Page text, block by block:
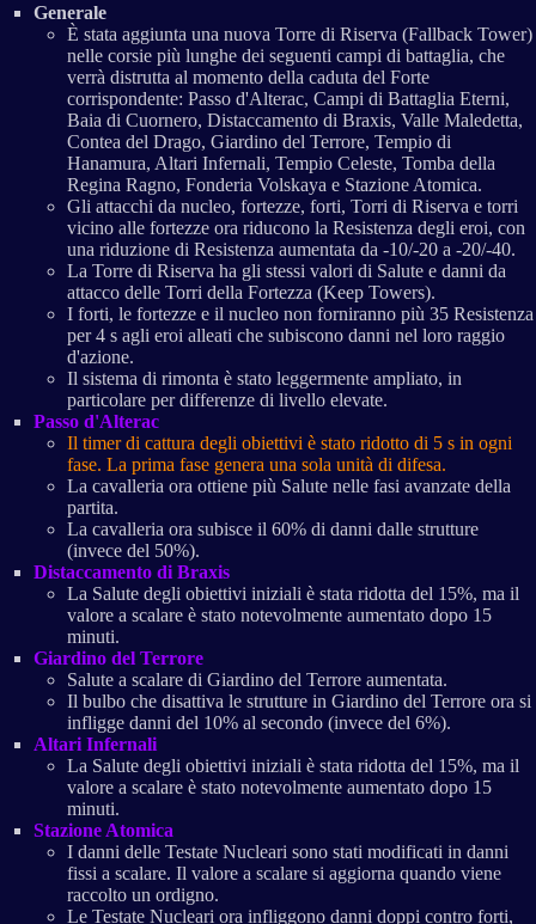
Generale
È stata aggiunta una nuova Torre di Riserva (Fallback Tower)
nelle corsie più lunghe dei seguenti campi di battaglia, che
verrà distrutta al momento della caduta del Forte
corrispondente: Passo d'Alterac, Campi di Battaglia Eterni,
Baia di Cuornero, Distaccamento di Braxis, Valle Maledetta,
Contea del Drago, Giardino del Terrore, Tempio di
Hanamura, Altari Infernali, Tempio Celeste, Tomba della
Regina Ragno, Fonderia Volskaya e Stazione Atomica.
Gli attacchi da nucleo, fortezze, forti, Torri di Riserva e torri
vicino alle fortezze ora riducono la Resistenza degli eroi, con
una riduzione di Resistenza aumentata da -10/-20 a -20/-40.
La Torre di Riserva ha gli stessi valori di Salute e danni da
attacco delle Torri della Fortezza (Keep Towers).
I forti, le fortezze e il nucleo non forniranno più 35 Resistenza
per 4 s agli eroi alleati che subiscono danni nel loro raggio
d'azione.
Il sistema di rimonta è stato leggermente ampliato, in
particolare per differenze di livello elevate.
Passo d'Alterac
Il timer di cattura degli obiettivi è stato ridotto di 5 s in ogni
fase. La prima fase genera una sola unità di difesa.
La cavalleria ora ottiene più Salute nelle fasi avanzate della
partita.
La cavalleria ora subisce il 60% di danni dalle strutture
(invece del 50%).
Distaccamento di Braxis
La Salute degli obiettivi iniziali è stata ridotta del 15%, ma il
valore a scalare è stato notevolmente aumentato dopo 15
minuti.
Giardino del Terrore
Salute a scalare di Giardino del Terrore aumentata.
Il bulbo che disattiva le strutture in Giardino del Terrore ora si
infligge danni del 10% al secondo (invece del 6%).
Altari Infernali
La Salute degli obiettivi iniziali è stata ridotta del 15%, ma il
valore a scalare è stato notevolmente aumentato dopo 15
minuti.
Stazione Atomica
I danni delle Testate Nucleari sono stati modificati in danni
fissi a scalare. Il valore a scalare si aggiorna quando viene
raccolto un ordigno.
Le Testate Nucleari ora infliggono danni doppi contro forti,